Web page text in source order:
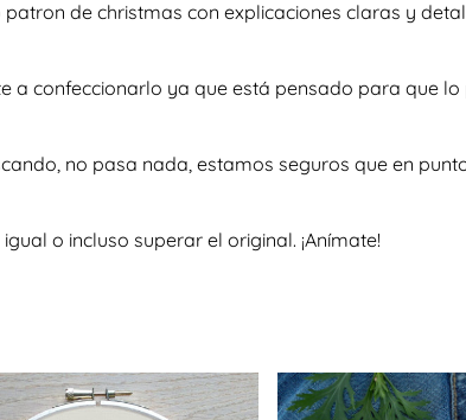
de christmas con explicaciones claras y
a confeccionarlo ya que está pensado para que
no pasa nada, estamos seguros que en
o incluso superar el original. ¡Anímate!